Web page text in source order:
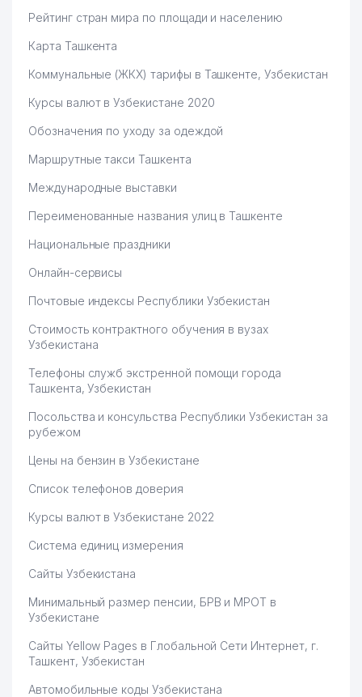
Рейтинг стран мира по площади и населению
Карта Ташкента
Коммунальные (ЖКХ) тарифы в Ташкенте, Узбекистан
Курсы валют в Узбекистане 2020
Обозначения по уходу за одеждой
Маршрутные такси Ташкента
Международные выставки
Переименованные названия улиц в Ташкенте
Национальные праздники
Онлайн-сервисы
Почтовые индексы Республики Узбекистан
Стоимость контрактного обучения в вузах
Узбекистана
Телефоны служб экстренной помощи города
Ташкента, Узбекистан
Посольства и консульства Республики Узбекистан за
рубежом
Цены на бензин в Узбекистане
Список телефонов доверия
Курсы валют в Узбекистане 2022
Система единиц измерения
Сайты Узбекистана
Минимальный размер пенсии, БРВ и МРОТ в
Узбекистане
Сайты Yellow Pages в Глобальной Сети Интернет, г.
Ташкент, Узбекистан
Автомобильные коды Узбекистана